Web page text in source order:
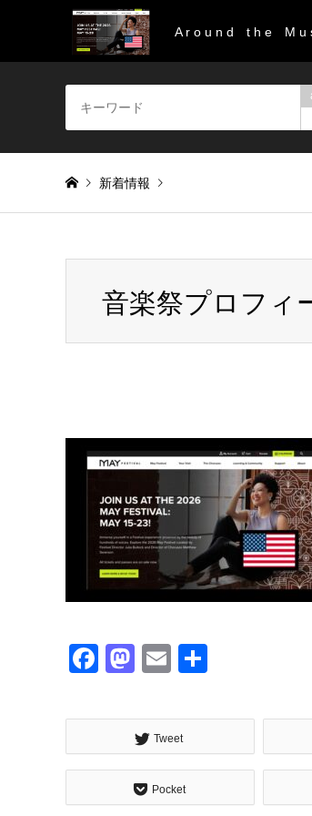
A r o u n d t h e M u
新着情報
音楽祭プロフィール枠2.5
音楽祭プロフィ
Facebook
Mastodon
Email
Tweet
Pocket